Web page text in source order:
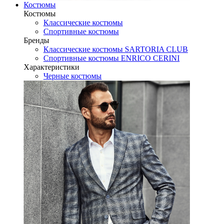
Костюмы
Костюмы
Классические костюмы
Спортивные костюмы
Бренды
Классические костюмы SARTORIA CLUB
Спортивные костюмы ENRICO CERINI
Характеристики
Черные костюмы